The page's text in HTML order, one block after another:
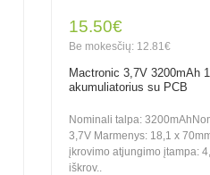
15.50€
Be mokesčių: 12.81€
Mactronic 3,7V 3200mAh
akumuliatorius su PCB
Nominali talpa:
3,7V Marmenys: 18,1 x
įkrovimo atjungimo įtampa:
iškrov..